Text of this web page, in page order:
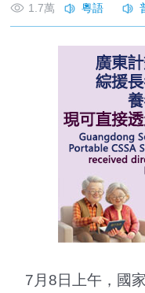
1.7萬
7月8日上午，國